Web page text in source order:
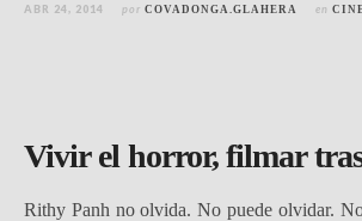
ABR 24, 2014 por COVADONGA.GLAHERA en
Vivir el horror, filmar
Rithy Panh no olvida. No puede olvidar.